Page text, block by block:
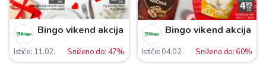
Bingo vikend akcija
Ističe: 11.02. Sniženo do: 47%
Bingo vikend akcija
Ističe: 04.02. Sniženo do: 60%